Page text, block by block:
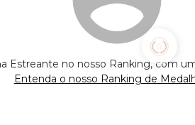
Estreante no nosso Ranking, com
Entenda o nosso Ranking de